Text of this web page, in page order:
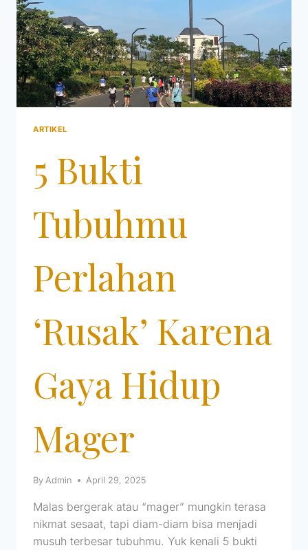
ARTIKEL
5 Bukti
Tubuhmu
Perlahan
‘Rusak’ Karena
Gaya Hidup
Mager
By Admin April 29, 2025
Malas bergerak atau “mager” mungkin terasa
nikmat sesaat, tapi diam-diam bisa menjadi
musuh terbesar tubuhmu. Yuk kenali 5 bukti